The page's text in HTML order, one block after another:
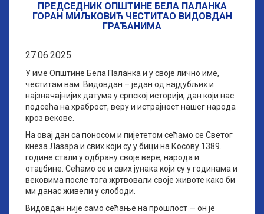
ПРЕДСЕДНИК ОПШТИНЕ БЕЛА ПАЛАНКА
ГОРАН МИЉКОВИЋ ЧЕСТИТАО ВИДОВДАН
ГРАЂАНИМА
27.06.2025.
У име Општине Бела Паланка и у своје лично име,
честитам вам Видовдан – један од најдубљих и
најзначајнијих датума у српској историји, дан који нас
подсећа на храброст, веру и истрајност нашег народа
кроз векове.
На овај дан са поносом и пијететом сећамо се Светог
кнеза Лазара и свих који су у бици на Косову 1389.
године стали у одбрану своје вере, народа и
отаџбине. Сећамо се и свих јунака који су у годинама и
вековима после тога жртвовали своје животе како би
ми данас живели у слободи.
Видовдан није само сећање на прошлост — он је